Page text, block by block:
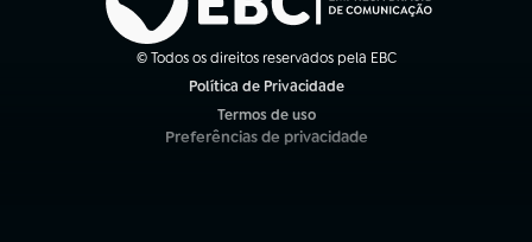
© Todos os direitos reservados pela EBC
Política de Privacidade
Termos de uso
(abre em nova aba)
Preferências de privacidade